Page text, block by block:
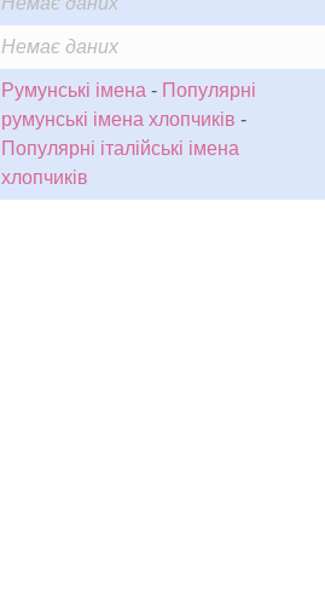
Немає даних
Румунські імена - Популярні
румунські імена хлопчиків -
Популярні італійські імена
хлопчиків